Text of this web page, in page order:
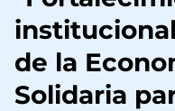
de la
Solidaria